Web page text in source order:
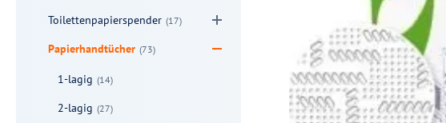
Toilettenpapierspender (17)
Papierhandtücher (73)
1-lagig (14)
2-lagig (27)